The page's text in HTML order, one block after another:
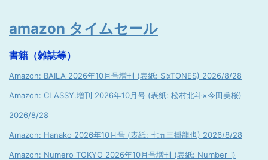
amazon タイムセール
書籍（雑誌等）
Amazon: BAILA 2026年10月号増刊 (表紙: SixTONES) 2026/8/28
Amazon: CLASSY.増刊 2026年10月号 (表紙: 松村北斗×今田美桜)
2026/8/28
Amazon: Hanako 2026年10月号 (表紙: 七五三掛龍也) 2026/8/28
Amazon: Numero TOKYO 2026年10月号増刊 (表紙: Number_i)